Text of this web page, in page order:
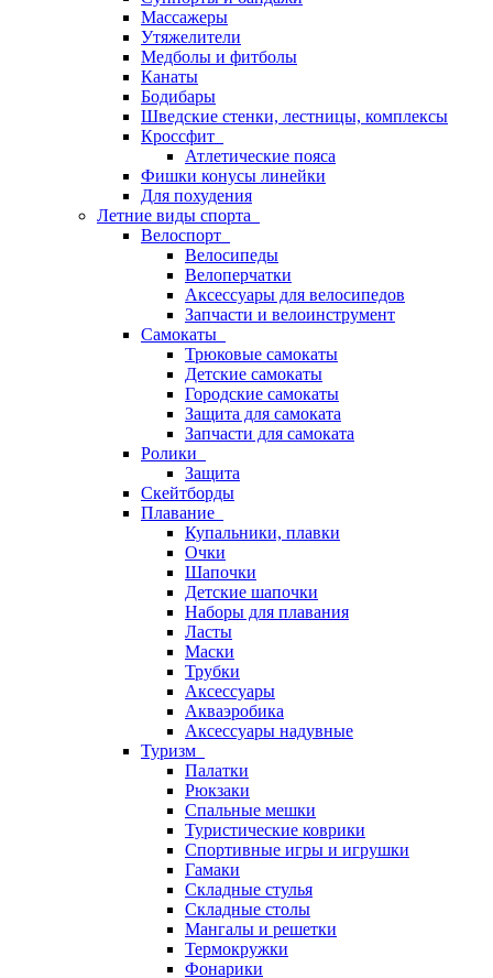
Массажеры
Утяжелители
Медболы и фитболы
Канаты
Бодибары
Шведские стенки, лестницы, комплексы
Кроссфит
Атлетические пояса
Фишки конусы линейки
Для похудения
Летние виды спорта
Велоспорт
Велосипеды
Велоперчатки
Аксессуары для велосипедов
Запчасти и велоинструмент
Самокаты
Трюковые самокаты
Детские самокаты
Городские самокаты
Защита для самоката
Запчасти для самоката
Ролики
Защита
Скейтборды
Плавание
Купальники, плавки
Очки
Шапочки
Детские шапочки
Наборы для плавания
Ласты
Маски
Трубки
Аксессуары
Акваэробика
Аксессуары надувные
Туризм
Палатки
Рюкзаки
Спальные мешки
Туристические коврики
Спортивные игры и игрушки
Гамаки
Складные стулья
Складные столы
Мангалы и решетки
Термокружки
Фонарики